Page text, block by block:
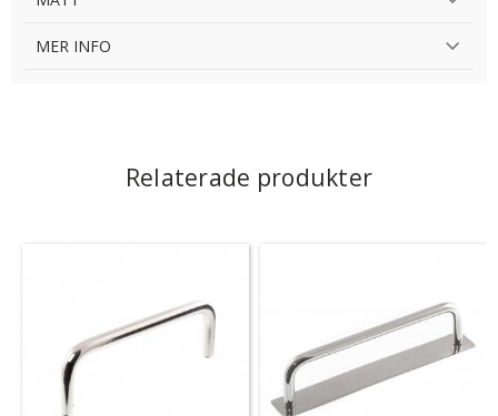
MER INFO
Relaterade produkter